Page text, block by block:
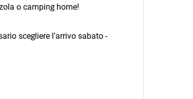
o camping home!
scegliere l'arrivo sabato -